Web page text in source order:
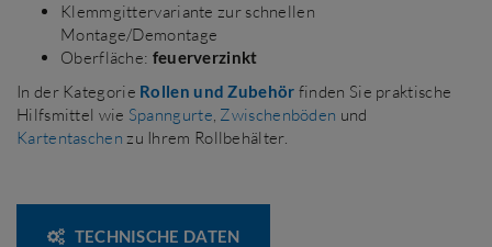
Klemmgittervariante zur schnellen
Montage/Demontage
Oberfläche: feuerverzinkt
In der Kategorie Rollen und Zubehör finden Sie praktische
Hilfsmittel wie Spanngurte, Zwischenböden und
Kartentaschen zu Ihrem Rollbehälter.
TECHNISCHE DATEN